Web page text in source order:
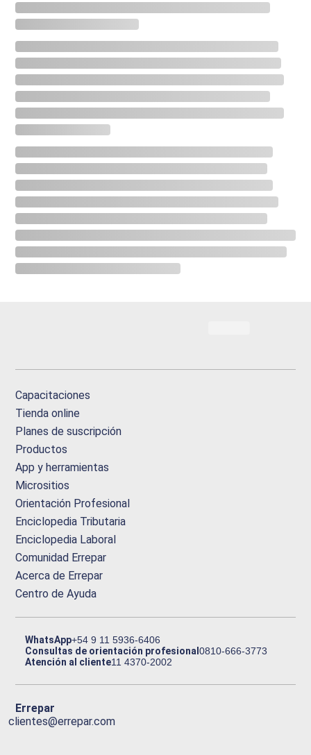
Capacitaciones
Tienda online
Planes de suscripción
Productos
App y herramientas
Micrositios
Orientación Profesional
Enciclopedia Tributaria
Enciclopedia Laboral
Comunidad Errepar
Acerca de Errepar
Centro de Ayuda
WhatsApp+54 9 11 5936-6406
Consultas de orientación profesional0810-666-3773
Atención al cliente11 4370-2002
Errepar
clientes@errepar.com